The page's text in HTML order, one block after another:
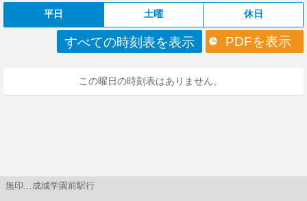
平日 土曜 休日
すべての時刻表を表示 PDFを表示
この曜日の時刻表はありません。
無印…成城学園前駅行